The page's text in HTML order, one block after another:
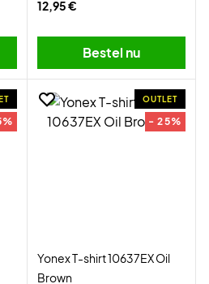
12,95 €
Bestel nu
OUTLET
- 25%
Yonex T-shirt 10637EX Oil
Brown